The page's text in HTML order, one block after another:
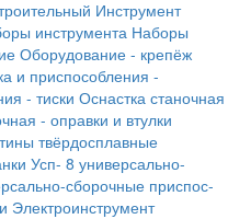
Инструмент
инструмента Наборы
Оборудование - крепёж
и приспособления -
- тиски Оснастка станочная
- оправки и втулки
твёрдосплавные
Усп- 8 универсально-
сборочные приспос-
Электроинструмент